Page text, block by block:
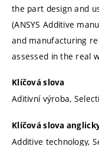
the part design and
(ANSYS Additive
and manufacturing
assessed in the real
Klíčová slova
Aditivní výroba,
Klíčová slova
Additive technology,